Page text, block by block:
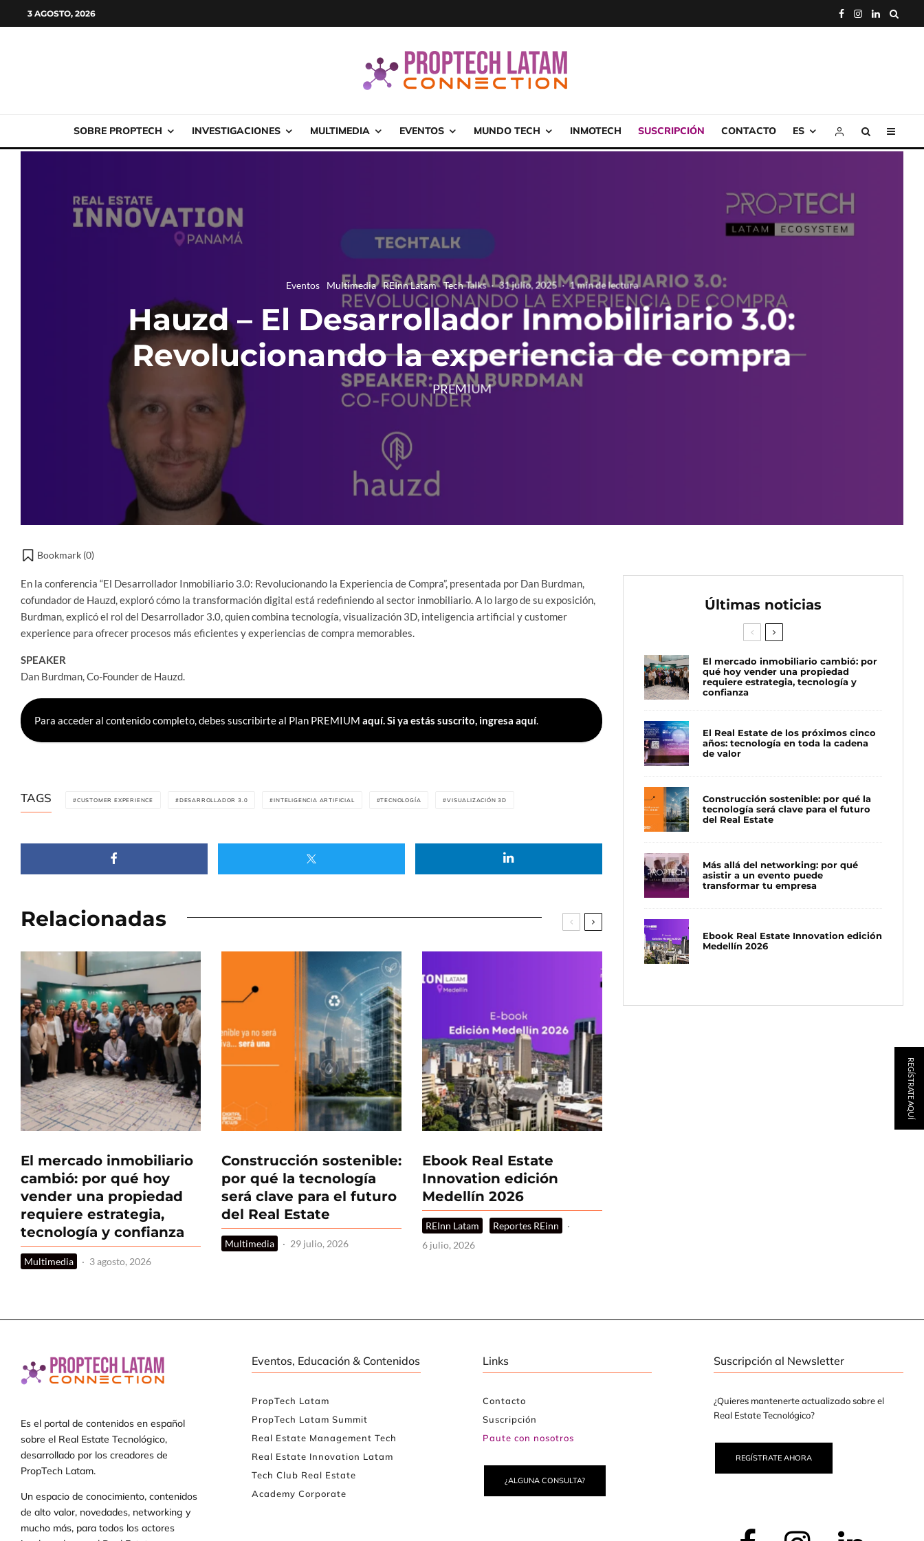
3 AGOSTO, 2026
SOBRE PROPTECH INVESTIGACIONES MULTIMEDIA EVENTOS MUNDO TECH INMOTECH SUSCRIPCIÓN CONTACTO ES
Eventos Multimedia REInn Latam Tech Talks · 31 julio, 2025 · 1 min de lectura
Hauzd – El Desarrollador Inmobiliriario 3.0:
Revolucionando la experiencia de compra
PREMIUM
Bookmark (0)
En la conferencia “El Desarrollador Inmobiliario 3.0: Revolucionando la Experiencia de Compra”, presentada por Dan Burdman,
cofundador de Hauzd, exploró cómo la transformación digital está redefiniendo al sector inmobiliario. A lo largo de su exposición,
Burdman, explicó el rol del Desarrollador 3.0, quien combina tecnología, visualización 3D, inteligencia artificial y customer
experience para ofrecer procesos más eficientes y experiencias de compra memorables.
SPEAKER
Dan Burdman, Co-Founder de Hauzd.
Para acceder al contenido completo, debes suscribirte al Plan PREMIUM aquí. Si ya estás suscrito, ingresa aquí.
TAGS CUSTOMER EXPERIENCE DESARROLLADOR 3.0 INTELIGENCIA ARTIFICIAL TECNOLOGÍA VISUALIZACIÓN 3D
Relacionadas
El mercado inmobiliario
cambió: por qué hoy
vender una propiedad
requiere estrategia,
tecnología y confianza
Multimedia · 3 agosto, 2026
Construcción sostenible:
por qué la tecnología
será clave para el futuro
del Real Estate
Multimedia · 29 julio, 2026
Ebook Real Estate
Innovation edición
Medellín 2026
REInn Latam Reportes REinn
·
6 julio, 2026
Últimas noticias
El mercado inmobiliario cambió: por
qué hoy vender una propiedad
requiere estrategia, tecnología y
confianza
El Real Estate de los próximos cinco
años: tecnología en toda la cadena
de valor
Construcción sostenible: por qué la
tecnología será clave para el futuro
del Real Estate
Más allá del networking: por qué
asistir a un evento puede
transformar tu empresa
Ebook Real Estate Innovation edición
Medellín 2026
Es el portal de contenidos en español
sobre el Real Estate Tecnológico,
desarrollado por los creadores de
PropTech Latam.
Un espacio de conocimiento, contenidos
de alto valor, novedades, networking y
mucho más, para todos los actores
Eventos, Educación & Contenidos
PropTech Latam
PropTech Latam Summit
Real Estate Management Tech
Real Estate Innovation Latam
Tech Club Real Estate
Academy Corporate
Links
Contacto
Suscripción
Paute con nosotros
¿ALGUNA CONSULTA?
Suscripción al Newsletter
¿Quieres mantenerte actualizado sobre el
Real Estate Tecnológico?
REGÍSTRATE AHORA
REGÍSTRATE AQUÍ